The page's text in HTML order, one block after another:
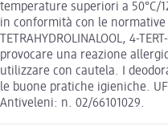
temperature superiori a 50°C/
in conformità con le
TETRAHYDROLINALOOL, 4-
provocare una reazione
utilizzare con cautela. I
le buone pratiche igieniche.
Antiveleni: n. 02/66101029.